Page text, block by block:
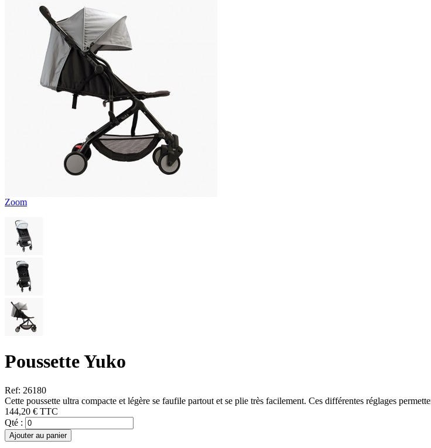
Zoom
Poussette Yuko
Ref: 26180
Cette poussette ultra compacte et légère se faufile partout et se plie très facilement. Ces différentes réglages
144,20 € TTC
Qté :
Ajouter au panier